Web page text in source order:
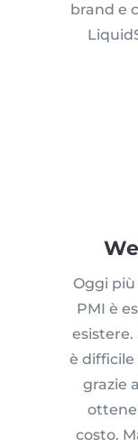
brand e
Oggi
PMI è
è
grazie
costo.